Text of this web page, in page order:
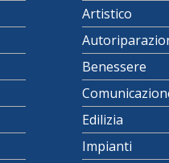
Artistico
Benessere
Edilizia
Impianti